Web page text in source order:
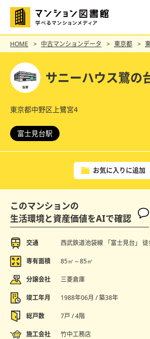
HOME 中古マンションデータ 東京都
サニーハウス鷺の
東京都中野区上鷺宮4
富士見台駅
お気に入りに追加
このマンションの
生活環境と資産価値をAIで確認
交通 西武鉄道池袋線 「富士見台」
専有面積 85㎡～85㎡
分譲会社 三菱倉庫
竣工年月 1988年06月 / 築38年
総戸数 7戸 / 4階
施工会社 竹中工務店